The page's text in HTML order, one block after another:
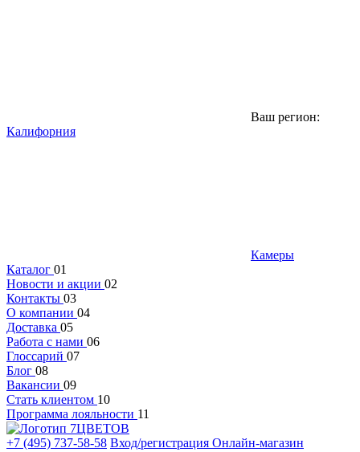
Ваш регион:
Калифорния
Камеры
Каталог 01
Новости и акции 02
Контакты 03
О компании 04
Доставка 05
Работа с нами 06
Глоссарий 07
Блог 08
Вакансии 09
Стать клиентом 10
Программа лояльности 11
+7 (495) 737-58-58 Вход/регистрация Онлайн-магазин